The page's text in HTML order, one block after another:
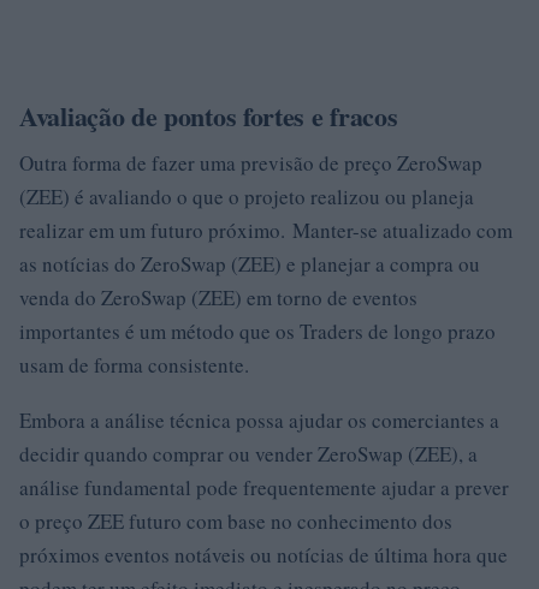
Avaliação de pontos fortes e fracos
Outra forma de fazer uma previsão de preço ZeroSwap
(ZEE) é avaliando o que o projeto realizou ou planeja
realizar em um futuro próximo. Manter-se atualizado com
as notícias do ZeroSwap (ZEE) e planejar a compra ou
venda do ZeroSwap (ZEE) em torno de eventos
importantes é um método que os Traders de longo prazo
usam de forma consistente.
Embora a análise técnica possa ajudar os comerciantes a
decidir quando comprar ou vender ZeroSwap (ZEE), a
análise fundamental pode frequentemente ajudar a prever
o preço ZEE futuro com base no conhecimento dos
próximos eventos notáveis ​​ou notícias de última hora que